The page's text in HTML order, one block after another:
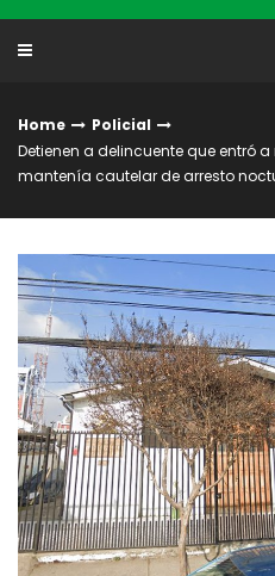
Home
Policial
Detienen a delincuente que entró
mantenía cautelar de arresto